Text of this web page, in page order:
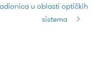
u oblasti optičkih
sistema